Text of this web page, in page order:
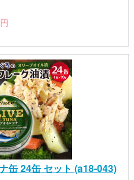
缶 24缶 セット (a18-043)